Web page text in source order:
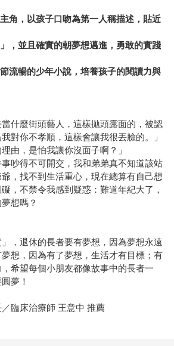
角，以孩子口吻為第一人稱描述，貼近
，並且確實的朝夢想邁進，勇敢的實踐
流暢的少年小說，培養孩子的閱讀力與
當什麼街頭藝人，這樣拋頭露面的，被認
對你不孝順，這樣會讓我很丟臉的。」
由，是怕我讓你沒面子啊？」
吵得不可開交，我和弟弟真不知道該站
，找不到生活重心，現在總算有自己想
，不禁令我感到疑惑：難道年紀大了，
想嗎？
」，退休的長者要有夢想，因為夢想永遠
想，因為有了夢想，生活才有目標；有
希望每個小朋友都像故事中的長者一
夢！
臨床治療師 王意中 推薦